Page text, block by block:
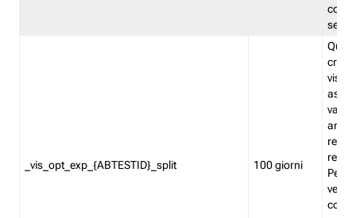
_vis_opt_exp_{ABTESTID}_split 100 giorni